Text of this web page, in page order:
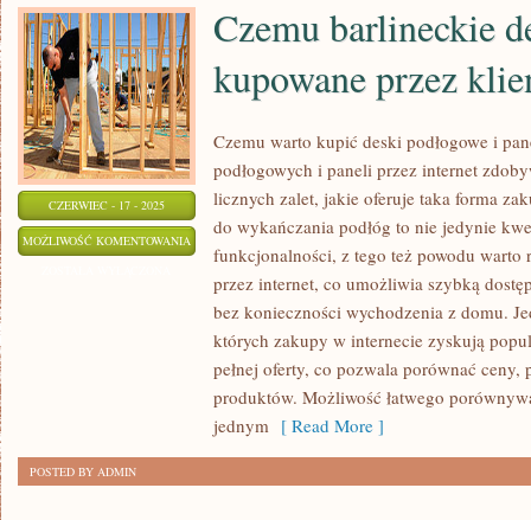
CZERWIEC - 17 - 2025
MOŻLIWOŚĆ KOMENTOWANIA
BARLINECKIE
DESKI
PRZEZ
Czemu barlineckie
kupowane przez
Czemu warto kupić deski podłogowe i
podłogowych i paneli przez internet
licznych zalet, jakie oferuje taka forma
do wykańczania podłóg to nie jedynie
funkcjonalności, z tego też powodu warto
przez internet, co umożliwia szybką
bez konieczności wychodzenia z domu.
których zakupy w internecie zyskują
pełnej oferty, co pozwala porównać ceny,
produktów. Możliwość łatwego
jednym [ Read More ]
POSTED BY ADMIN